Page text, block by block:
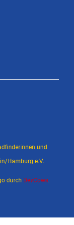
und
Hamburg e.V.
durch DevCows.